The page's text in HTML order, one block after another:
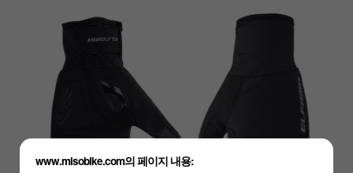
www.misobike.com의 페이지 내용: